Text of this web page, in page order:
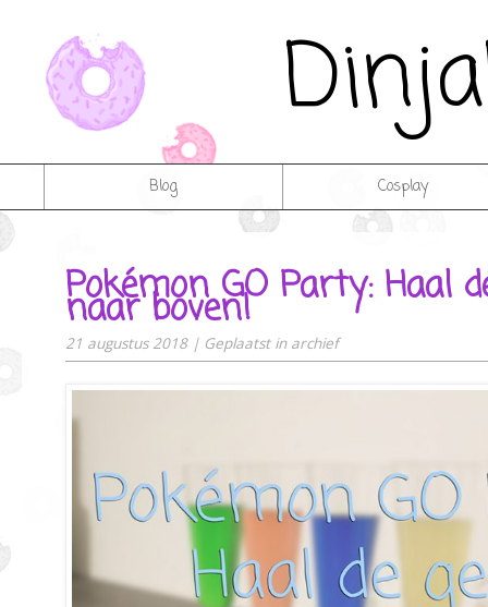
Blog Cosplay
Pokémon GO Party: Haal
naar boven!
21 augustus 2018 | Geplaatst in archief